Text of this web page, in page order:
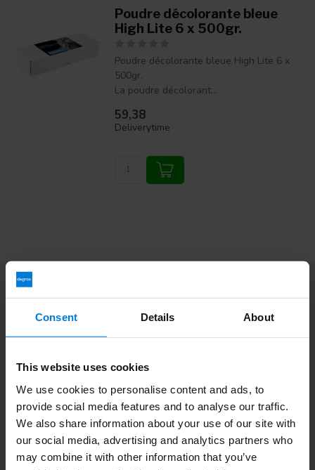
Consent Details About
This website uses cookies
We use cookies to personalise content and ads, to
provide social media features and to analyse our traffic.
We also share information about your use of our site with
our social media, advertising and analytics partners who
may combine it with other information that you’ve
Poudre décolorante bleue
High Lite 6 x 500gr.
Poudre décolorante bleue High Lite 6 x
500gr.
La poudre décolorant...
59,38
Deliverytime
Informations additionnelles
Si vous avez des questions, veuillez contacter notre équipe du
service clientèle. Ou consultez nos blogs informatifs.
Service à la clientèle
Abonnez-vous à notre infolettre